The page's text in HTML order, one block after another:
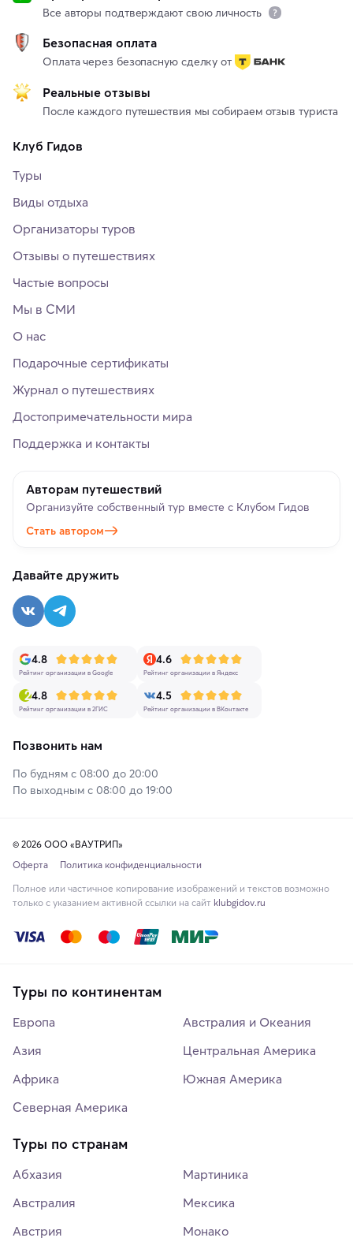
Все авторы подтверждают свою личность
Безопасная оплата
Оплата через безопасную сделку от
Реальные отзывы
После каждого путешествия мы собираем отзыв туриста
Клуб Гидов
Туры
Виды отдыха
Организаторы туров
Отзывы о путешествиях
Частые вопросы
Мы в СМИ
О нас
Подарочные сертификаты
Журнал о путешествиях
Достопримечательности мира
Поддержка и контакты
Авторам путешествий
Организуйте собственный тур вместе с Клубом Гидов
Стать автором
Давайте дружить
4.8
Рейтинг организации в Google
4.6
Рейтинг организации в Яндекс
4.8
Рейтинг организации в 2ГИС
4.5
Рейтинг организации в ВКонтакте
Позвонить нам
По будням с 08:00 до 20:00
По выходным с 08:00 до 19:00
© 2026 ООО «ВАУТРИП»
Оферта
Политика конфиденциальности
Полное или частичное копирование изображений и текстов возможно
только с указанием активной ссылки на сайт klubgidov.ru
Туры по континентам
Европа
Азия
Африка
Северная Америка
Австралия и Океания
Центральная Америка
Южная Америка
Туры по странам
Абхазия
Австралия
Австрия
Мартиника
Мексика
Монако